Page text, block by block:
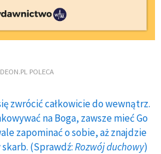
DEON.PL POLECA
zwrócić całkowicie do wewnątrz.
na Boga, zawsze mieć Go
zapominać o sobie, aż znajdzie
(Sprawdź:Rozwój duchowy)